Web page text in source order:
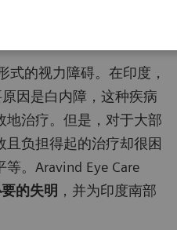
式的视力障碍。在印度，
因是白内障，这种疾病
地治疗。但是，对于大部
负担得起的治疗却很困
。Aravind Eye Care
的失明 ，并为印度南部